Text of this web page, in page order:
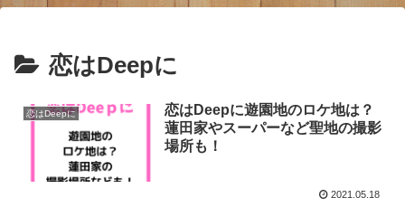
恋はDeepに
恋はDeepに
恋はDeepに遊園地のロケ地は？
蓮田家やスーパーなど聖地の撮影
場所も！
2021.05.18